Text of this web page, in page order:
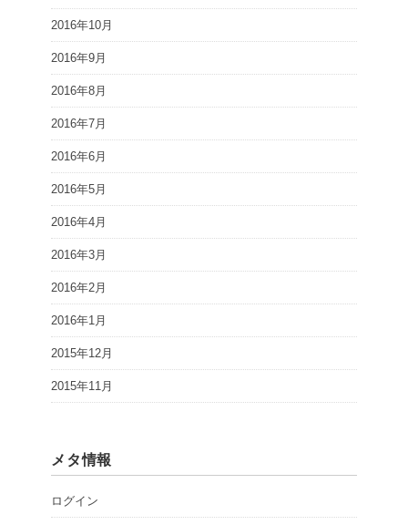
2016年10月
2016年9月
2016年8月
2016年7月
2016年6月
2016年5月
2016年4月
2016年3月
2016年2月
2016年1月
2015年12月
2015年11月
メタ情報
ログイン